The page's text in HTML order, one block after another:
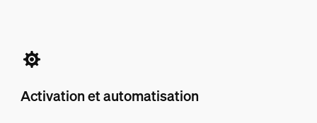
Activation et automatisation